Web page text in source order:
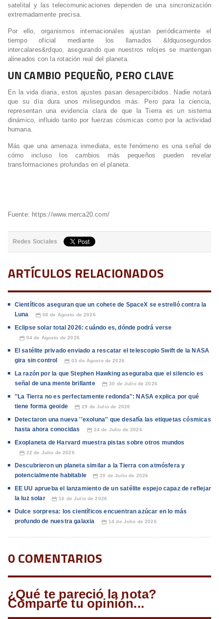
satelital y las telecomunicaciones dependen de una sincronización
extremadamente precisa.
Por ello, organismos internacionales ajustan periódicamente el
tiempo oficial mediante los llamados &ldquosegundos
intercalares&rdquo, asegurando que nuestros relojes se mantengan
alineados con la rotación real del planeta.
UN CAMBIO PEQUEÑO, PERO CLAVE
En la vida diaria, estos ajustes pasan desapercibidos. Nadie notará
que su día dura unos milisegundos más. Pero para la ciencia,
representan una evidencia clara de que la Tierra es un sistema
dinámico, influido tanto por fuerzas cósmicas como por la actividad
humana.
Más que una amenaza inmediata, este fenómeno es una señal de
cómo incluso los cambios más pequeños pueden revelar
transformaciones profundas en el planeta.
Fuente: https://www.merca20.com/
Redes Sociales
ARTÍCULOS RELACIONADOS
Científicos aseguran que un cohete de SpaceX se estrelló contra la
Luna
📅 06 de Agosto de 2026
Eclipse solar total 2026: cuándo es, dónde podrá verse
📅 04 de Agosto de 2026
El satélite privado enviado a rescatar el telescopio Swift de la NASA
gira sin control
📅 03 de Agosto de 2026
La razón por la que Stephen Hawking aseguraba que el silencio es
señal de una mente brillante
📅 30 de Julio de 2026
''La Tierra no es perfectamente redonda'': NASA explica por qué
tiene forma geoide
📅 29 de Julio de 2026
Detectaron una nueva ''exoluna'' que desafía las etiquetas cósmicas
hasta ahora conocidas
📅 24 de Julio de 2026
Exoplaneta de Harvard muestra pistas sobre otros mundos
📅 22 de Julio de 2026
Descubrieron un planeta similar a la Tierra con atmósfera y
potencialmente habitable
📅 20 de Julio de 2026
EE UU aprueba el lanzamiento de un satélite espejo capaz de reflejar
la luz solar
📅 16 de Julio de 2026
Dulce sorpresa: los científicos encuentran azúcar en lo más
profundo de nuestra galaxia
📅 14 de Julio de 2026
0 COMENTARIOS
¿Qué te pareció la nota?
Comparte tu opinión...